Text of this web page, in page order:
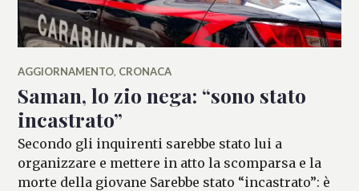
AGGIORNAMENTO, CRONACA
Saman, lo zio nega: “sono stato
incastrato”
Secondo gli inquirenti sarebbe stato lui a
organizzare e mettere in atto la scomparsa e la
morte della giovane Sarebbe stato “incastrato”: è